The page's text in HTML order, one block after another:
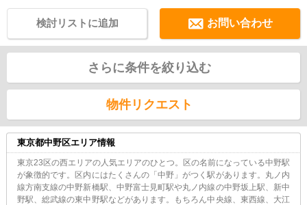
お問い合わせ
検討リストに追加
さらに条件を絞り込む
物件リクエスト
東京都中野区エリア情報
東京23区の西エリアの人気エリアのひとつ。区の名前になっている中野駅
が象徴的です。区内にはたくさんの「中野」がつく駅があります。丸ノ内
線方南支線の中野新橋駅、中野富士見町駅や丸ノ内線の中野坂上駅、新中
野駅、総武線の東中野駅などがあります。もちろん中央線、東西線、大江